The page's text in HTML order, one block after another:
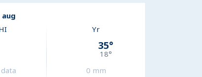
aug
Yr
35°
18°
0 mm